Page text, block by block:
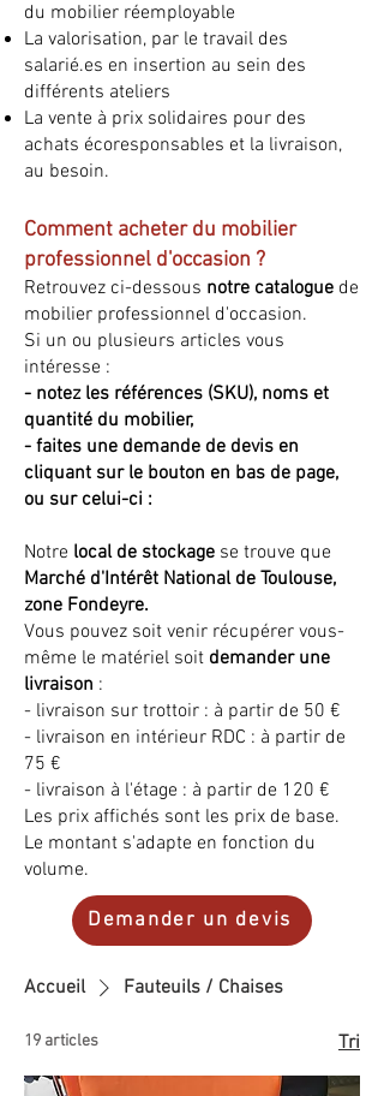
du mobilier réemployable
La valorisation, par le travail des
salarié.es en insertion au sein des
différents ateliers
La vente à prix solidaires pour des
achats écoresponsables et la livraison,
au besoin.
Comment acheter du mobilier
professionnel d'occasion ?
Retrouvez ci-dessous notre catalogue de
mobilier professionnel d'occasion.
Si un ou plusieurs articles vous
intéresse :
- notez les références (SKU), noms et
quantité du mobilier,
- faites une demande de devis en
cliquant sur le bouton en bas de page,
ou sur celui-ci :
Notre local de stockage se trouve que
Marché d'Intérêt National de Toulouse,
zone Fondeyre.
Vous pouvez soit venir récupérer vous-
même le matériel soit demander une
livraison :
- livraison sur trottoir : à partir de 50 €
- livraison en intérieur RDC : à partir de
75 €
- livraison à l'étage : à partir de 120 €
Les prix affichés sont les prix de base.
Le montant s'adapte en fonction du
volume.
Demander un devis
Accueil Fauteuils / Chaises
19 articles Tri